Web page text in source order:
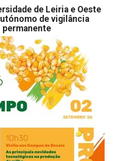
de Leiria e Oeste
de vigilância